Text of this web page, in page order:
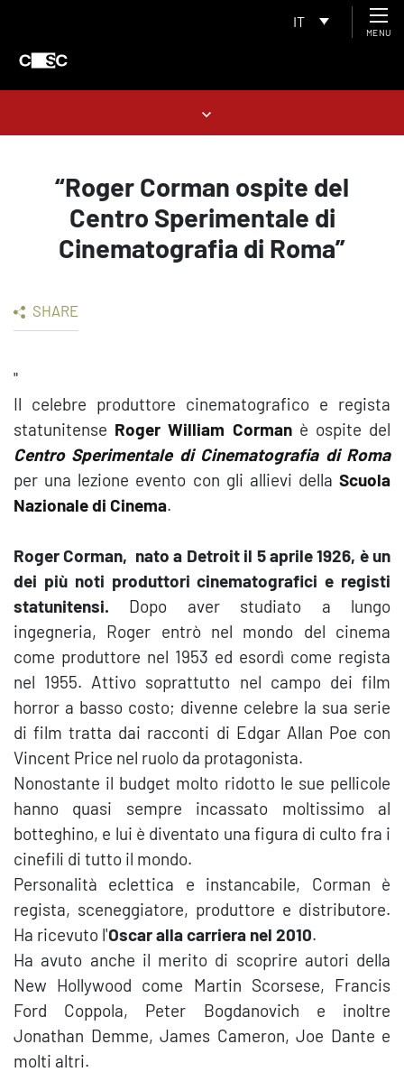
IT
MENU
“Roger Corman ospite del
Centro Sperimentale di
Cinematografia di Roma”
SHARE
"
Il celebre produttore cinematografico e regista
statunitense Roger William Cormanè ospite del
Centro Sperimentale di Cinematografia di Roma
per una lezione evento con gli allievi della Scuola
Nazionale di Cinema.
Roger Corman, nato a Detroit il 5 aprile 1926, è un
dei più noti produttori cinematografici e registi
statunitensi. Dopo aver studiato a lungo
ingegneria, Roger entrò nel mondo del cinema
come produttore nel 1953 ed esordì come regista
nel 1955. Attivo soprattutto nel campo dei film
horror a basso costo; divenne celebre la sua serie
di film tratta dai racconti di Edgar Allan Poe con
Vincent Price nel ruolo da protagonista.
Nonostante il budget molto ridotto le sue pellicole
hanno quasi sempre incassato moltissimo al
botteghino, e lui è diventato una figura di culto fra i
cinefili di tutto il mondo.
Personalità eclettica e instancabile, Corman è
regista, sceneggiatore, produttore e distributore.
Ha ricevuto l'Oscar alla carriera nel 2010.
Ha avuto anche il merito di scoprire autori della
New Hollywood come Martin Scorsese, Francis
Ford Coppola, Peter Bogdanovich e inoltre
Jonathan Demme, James Cameron, Joe Dante e
molti altri.